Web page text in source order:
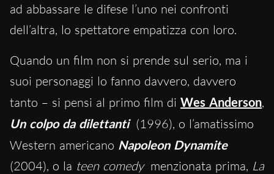
ad abbassare le difese l’uno nei confronti
dell’altra, lo spettatore empatizza con loro.
Quando un film non si prende sul serio, ma i
suoi personaggi lo fanno davvero, davvero
tanto – si pensi al primo film di Wes Anderson,
Un colpo da dilettanti (1996), o l’amatissimo
Western americano Napoleon Dynamite
(2004), o la teen comedy menzionata prima, La